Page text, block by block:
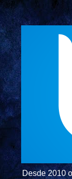
Desde 2010